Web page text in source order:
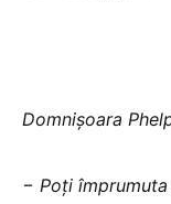
Domnișoara
− Poți